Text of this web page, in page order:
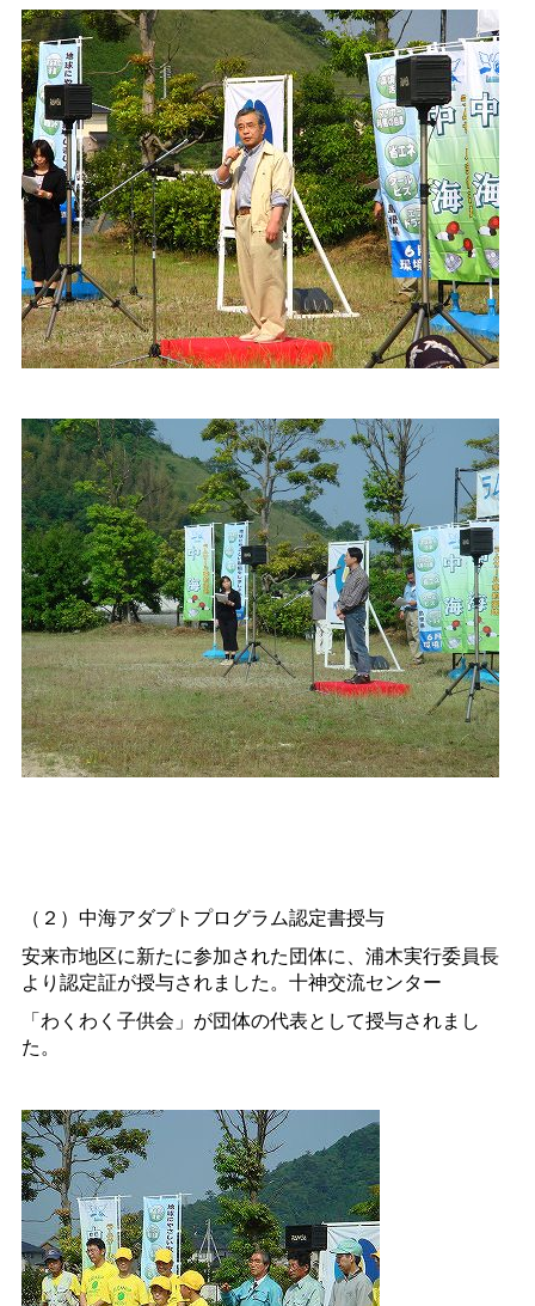
（２）中海アダプトプログラム認定書授与
安来市地区に新たに参加された団体に、浦木実行委員長
より認定証が授与されました。十神交流センター
「わくわく子供会」が団体の代表として授与されまし
た。